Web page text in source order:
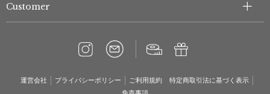
Customer
運営会社 プライバシーポリシー ご利用規約
特定商取引法に基づく表示
免責事項